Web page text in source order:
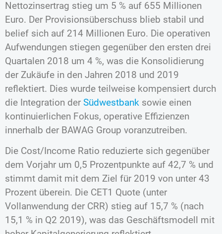
Nettozinsertrag stieg um 5 % auf 655 Millionen
Euro. Der Provisionsüberschuss blieb stabil und
belief sich auf 214 Millionen Euro. Die operativen
Aufwendungen stiegen gegenüber den ersten drei
Quartalen 2018 um 4 %, was die Konsolidierung
der Zukäufe in den Jahren 2018 und 2019
reflektiert. Dies wurde teilweise kompensiert durch
die Integration der Südwestbank sowie einen
kontinuierlichen Fokus, operative Effizienzen
innerhalb der BAWAG Group voranzutreiben.
Die Cost/Income Ratio reduzierte sich gegenüber
dem Vorjahr um 0,5 Prozentpunkte auf 42,7 % und
stimmt damit mit dem Ziel für 2019 von unter 43
Prozent überein. Die CET1 Quote (unter
Vollanwendung der CRR) stieg auf 15,7 % (nach
15,1 % in Q2 2019), was das Geschäftsmodell mit